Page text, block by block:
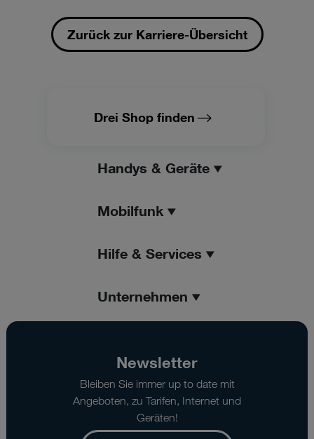
Zurück zur Karriere-Übersicht
Drei Shop finden
Handys & Geräte
Mobilfunk
Hilfe & Services
Unternehmen
Newsletter
Bleiben Sie immer up to date mit
Angeboten, zu Tarifen, Internet und
Geräten!